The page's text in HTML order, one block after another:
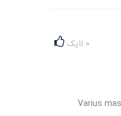
۰ لایک
Varius